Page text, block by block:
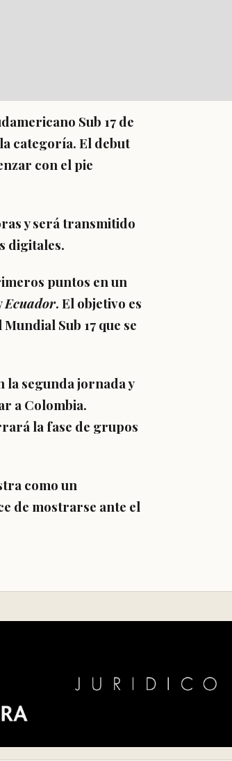
Sub 17 de
categoría. El debut
con el pie
y será transmitido
digitales.
puntos en un
Ecuador. El objetivo es
Sub 17 que se
la segunda jornada y
a Colombia.
la fase de grupos
como un
de mostrarse ante el